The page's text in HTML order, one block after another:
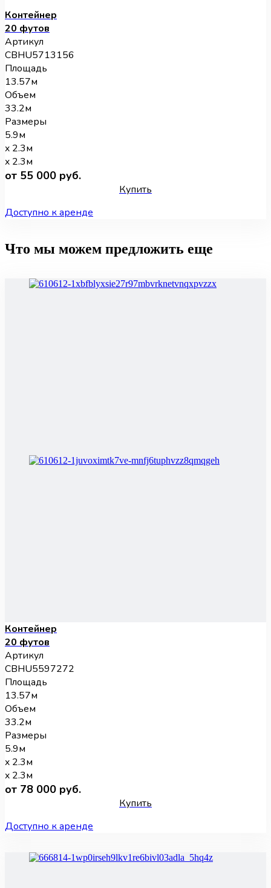
Контейнер
20 футов
Артикул
CBHU5713156
Площадь
13.57м
Объем
33.2м
Размеры
5.9м
x 2.3м
x 2.3м
от 55 000 руб.
Купить
Доступно к аренде
Что мы можем предложить еще
Контейнер
20 футов
Артикул
CBHU5597272
Площадь
13.57м
Объем
33.2м
Размеры
5.9м
x 2.3м
x 2.3м
от 78 000 руб.
Купить
Доступно к аренде